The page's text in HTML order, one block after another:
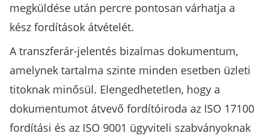
megküldése után percre pontosan várhatja a
kész fordítások átvételét.
A transzferár-jelentés bizalmas dokumentum,
amelynek tartalma szinte minden esetben üzleti
titoknak minősül. Elengedhetetlen, hogy a
dokumentumot átvevő fordítóiroda az ISO 17100
fordítási és az ISO 9001 ügyviteli szabványoknak